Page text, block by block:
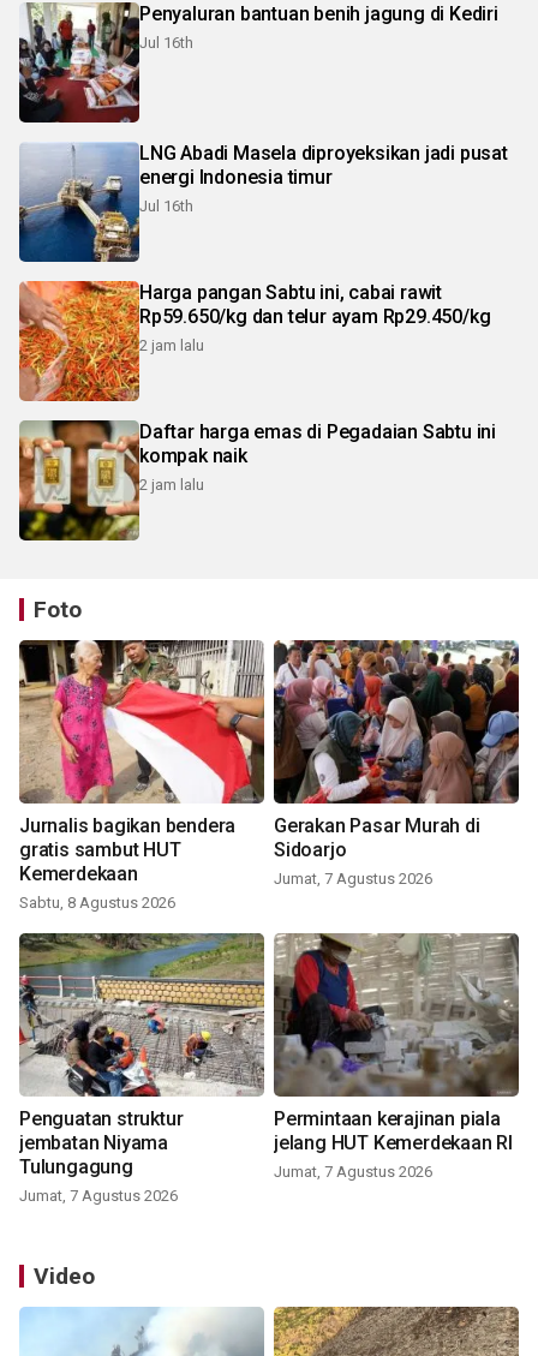
Penyaluran bantuan benih jagung di Kediri
Jul 16th
LNG Abadi Masela diproyeksikan jadi pusat
energi Indonesia timur
Jul 16th
Harga pangan Sabtu ini, cabai rawit
Rp59.650/kg dan telur ayam Rp29.450/kg
2 jam lalu
Daftar harga emas di Pegadaian Sabtu ini
kompak naik
2 jam lalu
Foto
Jurnalis bagikan bendera
gratis sambut HUT
Kemerdekaan
Sabtu, 8 Agustus 2026
Gerakan Pasar Murah di
Sidoarjo
Jumat, 7 Agustus 2026
Penguatan struktur
jembatan Niyama
Tulungagung
Jumat, 7 Agustus 2026
Permintaan kerajinan piala
jelang HUT Kemerdekaan RI
Jumat, 7 Agustus 2026
Video